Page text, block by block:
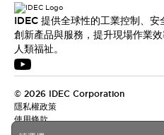
IDEC 提供全球性的工業控制、
創新產品與服務，提升現場作業
人類福祉。
© 2026 IDEC Corporation
隱私權政策
使用條款